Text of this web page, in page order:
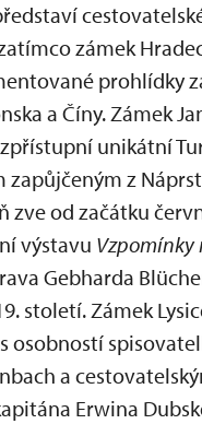
zámek
prohlídky
a Číny. Zámek
unikátní
zapůjčeným z
zve od začátku
výstavu Vzpomínky
Gebharda
století. Zámek
osobností
a
Erwina